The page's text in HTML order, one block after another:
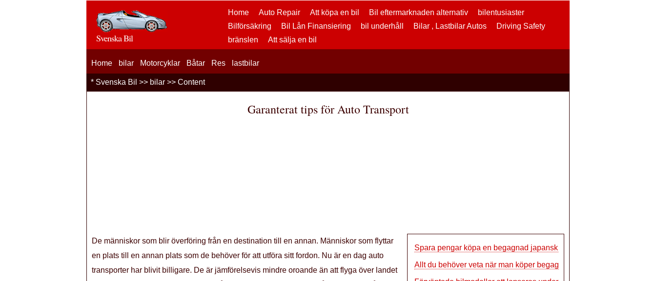
Home Auto Repair Att köpa en bil Bil eftermarknaden alternativ
bilentusiaster
Bilförsäkring
Bil Lån Finansiering bil underhåll Bilar , Lastbilar Autos
Driving Safety
bränslen
Att sälja en bil
Svenska Bil
Home bilar Motorcyklar Båtar Res lastbilar
* Svenska Bil >> bilar >> Content
Garanterat tips för Auto Transport
Spara pengar köpa en begagnad japansk bil
Allt du behöver veta när man köper begagna
De människor som blir överföring från en destination till en annan. Människor som flyttar
en plats till en annan plats som de behöver för att utföra sitt fordon. Nu är en dag auto
transporter har blivit billigare. De är jämförelsevis mindre oroande än att flyga över landet